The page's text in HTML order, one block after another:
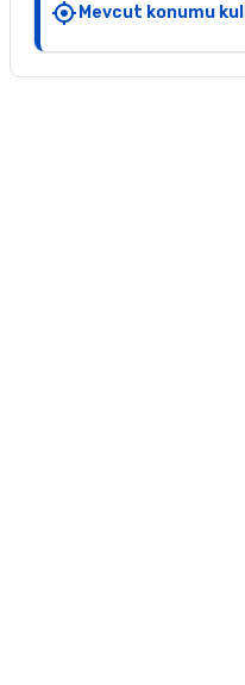
Mevcut konumu